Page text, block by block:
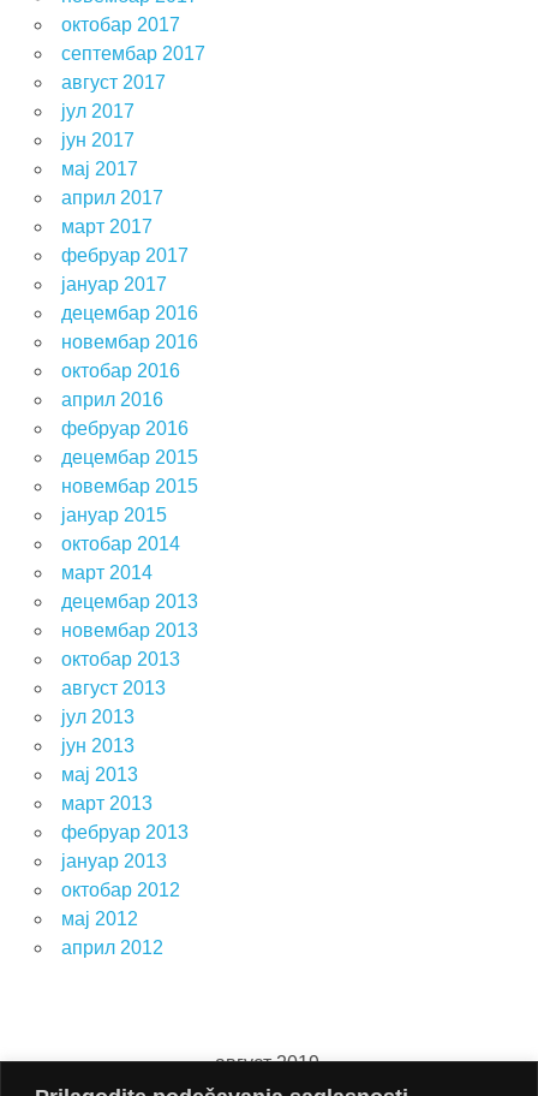
октобар 2017
септембар 2017
август 2017
јул 2017
јун 2017
мај 2017
април 2017
март 2017
фебруар 2017
јануар 2017
децембар 2016
новембар 2016
октобар 2016
април 2016
фебруар 2016
децембар 2015
новембар 2015
јануар 2015
октобар 2014
март 2014
децембар 2013
новембар 2013
октобар 2013
август 2013
јул 2013
јун 2013
мај 2013
март 2013
фебруар 2013
јануар 2013
октобар 2012
мај 2012
април 2012
август 2019.